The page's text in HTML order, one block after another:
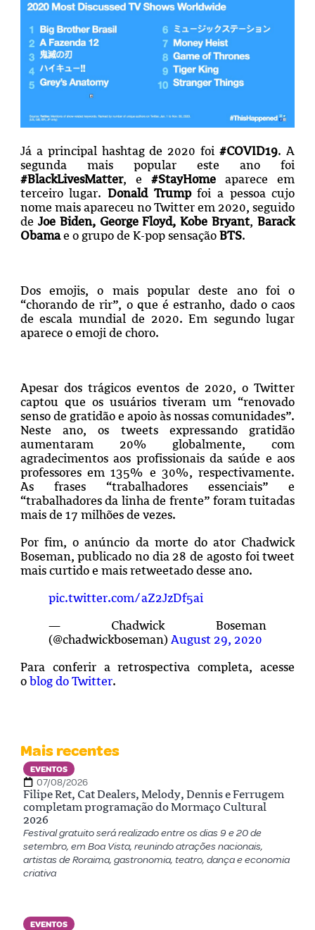
Já a principal hashtag de 2020 foi#COVID19. A
segunda mais popular este ano foi
#BlackLivesMatter, e #StayHomeaparece em
terceiro lugar. Donald Trumpfoi a pessoa cujo
nome mais apareceu no Twitter em 2020, seguido
de Joe Biden, George Floyd, Kobe Bryant,Barack
Obamae o grupo de K-pop sensaçãoBTS.
Dos emojis, o mais popular deste ano foi o
“chorando de rir”, o que é estranho, dado o caos
de escala mundial de 2020. Em segundo lugar
aparece o emoji de choro.
Apesar dos trágicos eventos de 2020, o Twitter
captou que os usuários tiveram um “renovado
senso de gratidão e apoio às nossas comunidades”.
Neste ano, os tweets expressando gratidão
aumentaram 20% globalmente, com
agradecimentos aos profissionais da saúde e aos
professores em 135% e 30%, respectivamente.
As frases “trabalhadores essenciais” e
“trabalhadores da linha de frente” foram tuitadas
mais de 17 milhões de vezes.
Por fim,o anúncio da morte do ator Chadwick
Boseman, publicado no dia 28 de agosto foi tweet
mais curtido e mais retweetado desse ano.
pic.twitter.com/aZ2JzDf5ai
— Chadwick Boseman
(@chadwickboseman) August 29, 2020
Para conferir a retrospectiva completa, acesse
o blog do Twitter.
Mais recentes
EVENTOS
07/08/2026
Filipe Ret, Cat Dealers, Melody, Dennis e Ferrugem
completam programação do Mormaço Cultural
2026
Festival gratuito será realizado entre os dias 9 e 20 de
setembro, em Boa Vista, reunindo atrações nacionais,
artistas de Roraima, gastronomia, teatro, dança e economia
criativa
EVENTOS